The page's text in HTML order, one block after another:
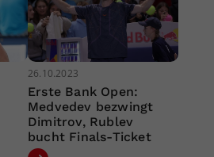
26.10.2023
Erste Bank Open:
Medvedev bezwingt
Dimitrov, Rublev
bucht Finals-Ticket